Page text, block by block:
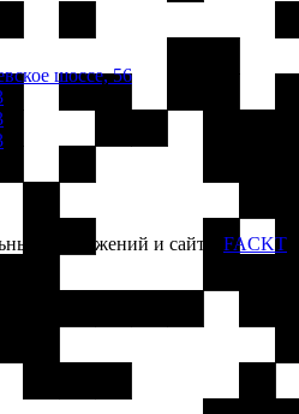
шоссе, 56
приложений и сайта: FACKT